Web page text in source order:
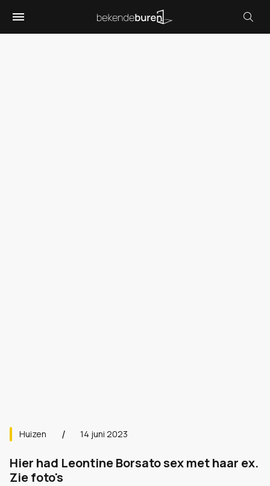
Huizen 14 juni 2023
Hier had Leontine Borsato sex met haar ex.
Zie foto's